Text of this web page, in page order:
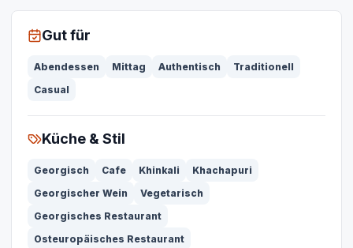
Gut für
Abendessen Mittag Authentisch
Traditionell
Casual
Küche & Stil
Georgisch Cafe Khinkali
Khachapuri
Georgischer Wein
Vegetarisch
Georgisches Restaurant
Osteuropäisches Restaurant